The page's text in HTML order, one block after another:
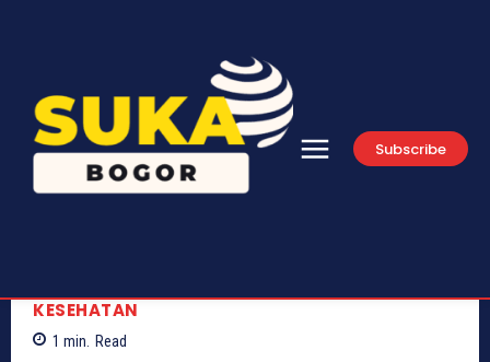
Subscribe
KESEHATAN
1 min. Read